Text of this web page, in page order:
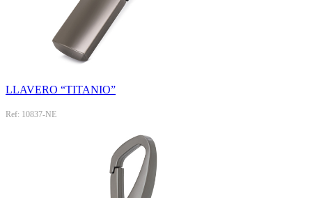
LLAVERO “TITANIO”
Ref: 10837-NE